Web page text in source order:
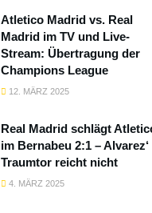
Atletico Madrid vs. Real
Madrid im TV und Live-
Stream: Übertragung der
Champions League
12. MÄRZ 2025
Real Madrid schlägt
im Bernabeu 2:1 – Alvarez‘
Traumtor reicht nicht
4. MÄRZ 2025